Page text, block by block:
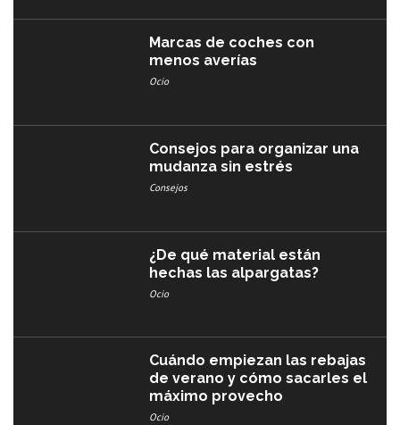
Marcas de coches con
menos averías​
Ocio
Consejos para organizar una
mudanza sin estrés
Consejos
¿De qué material están
hechas las alpargatas?
Ocio
Cuándo empiezan las rebajas
de verano y cómo sacarles el
máximo provecho
Ocio